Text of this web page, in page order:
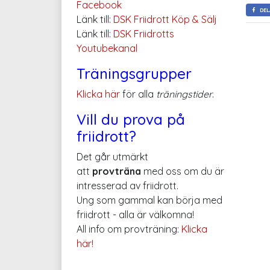
Facebook
Länk till: DSK Friidrott Köp & Sälj
Länk till: DSK Friidrotts
Youtubekanal
Träningsgrupper
Klicka här för alla träningstider.
Vill du prova på
friidrott?
Det går utmärkt
att provträna med oss om du är
intresserad av friidrott.
Ung som gammal kan börja med
friidrott - alla är välkomna!
All info om provträning: Klicka
här!